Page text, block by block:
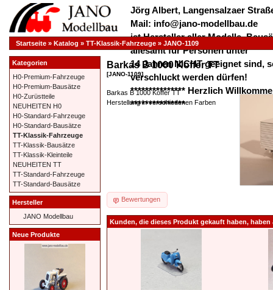
Jörg Albert, Langensalzaer
Mail: info@jano-modellbau.de
ist Hersteller aller Modelle,
allesamt für Personen unter
14 Jahren NICHT geeignet sind,
verschluckt werden dürfen!
*************** Herzlich
***************
Startseite » Katalog » TT-Klassik-Fahrzeuge » JANO-1109
Barkas B 1000 Koffer TT
[JANO-1109]
Barkas B 1000 Koffer TT
Herstellung in verschiedenen Farben
Bewertungen
Kunden, die dieses Produkt gekauft haben,
Kategorien
H0-Premium-Fahrzeuge
H0-Premium-Bausätze
H0-Zurüstteile
NEUHEITEN H0
H0-Standard-Fahrzeuge
H0-Standard-Bausätze
TT-Klassik-Fahrzeuge
TT-Klassik-Bausätze
TT-Klassik-Kleinteile
NEUHEITEN TT
TT-Standard-Fahrzeuge
TT-Standard-Bausätze
Hersteller
JANO Modellbau
Neue Produkte